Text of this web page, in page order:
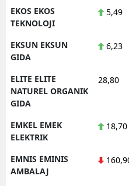
EKOS EKOS
TEKNOLOJI
5,49
EKSUN EKSUN
GIDA
6,23
ELITE ELITE
NATUREL ORGANIK
GIDA
28,80
EMKEL EMEK
ELEKTRIK
18,70
EMNIS EMINIS
AMBALAJ